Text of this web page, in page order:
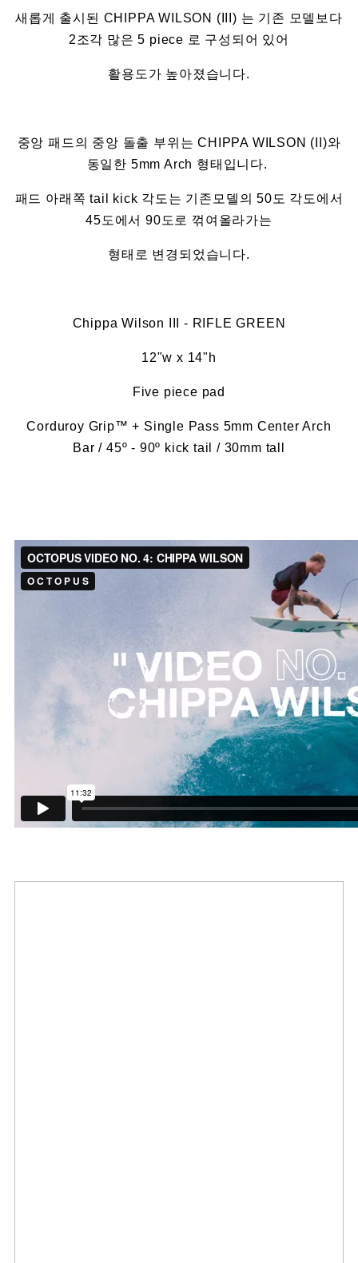
새롭게 출시된 CHIPPA WILSON (III) 는 기존 모델보다
2조각 많은 5 piece 로 구성되어 있어
활용도가 높아졌습니다.
중앙 패드의 중앙 돌출 부위는 CHIPPA WILSON (II)와
동일한 5mm Arch 형태입니다.
패드 아래쪽 tail kick 각도는 기존모델의 50도 각도에서
45도에서 90도로 꺾여올라가는
형태로 변경되었습니다.
Chippa Wilson III - RIFLE GREEN
12"w x 14"h
Five piece pad
Corduroy Grip™ + Single Pass 5mm Center Arch
Bar / 45º - 90º kick tail / 30mm tall